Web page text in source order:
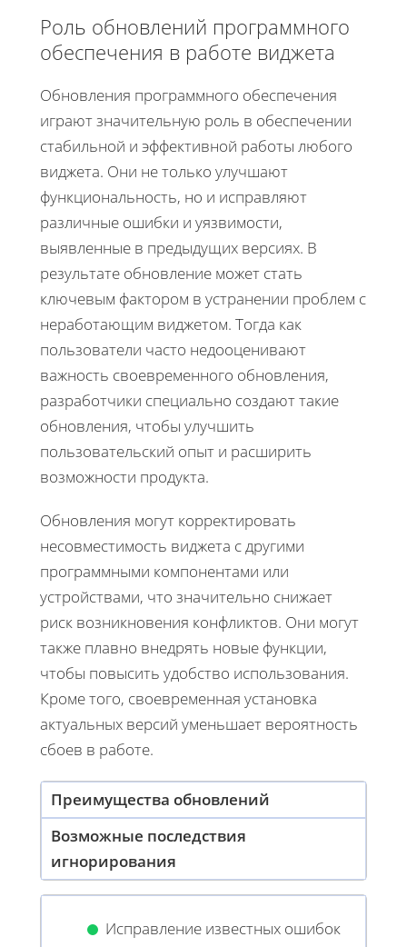
Роль обновлений программного
обеспечения в работе виджета
Обновления программного обеспечения
играют значительную роль в обеспечении
стабильной и эффективной работы любого
виджета. Они не только улучшают
функциональность, но и исправляют
различные ошибки и уязвимости,
выявленные в предыдущих версиях. В
результате обновление может стать
ключевым фактором в устранении проблем с
неработающим виджетом. Тогда как
пользователи часто недооценивают
важность своевременного обновления,
разработчики специально создают такие
обновления, чтобы улучшить
пользовательский опыт и расширить
возможности продукта.
Обновления могут корректировать
несовместимость виджета с другими
программными компонентами или
устройствами, что значительно снижает
риск возникновения конфликтов. Они могут
также плавно внедрять новые функции,
чтобы повысить удобство использования.
Кроме того, своевременная установка
актуальных версий уменьшает вероятность
сбоев в работе.
Преимущества обновлений
Возможные последствия
игнорирования
Исправление известных ошибок